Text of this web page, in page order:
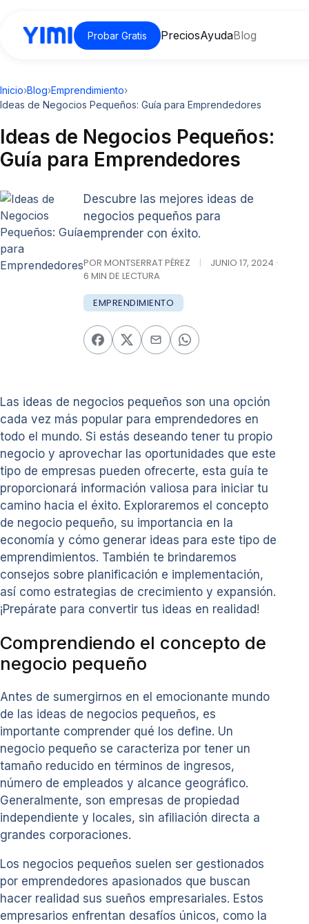
Probar Gratis PreciosAyudaBlog
Inicio›Blog›Emprendimiento›
Ideas de Negocios Pequeños: Guía para Emprendedores
Ideas de Negocios Pequeños:
Guía para Emprendedores
Descubre las mejores ideas de
negocios pequeños para
emprender con éxito.
POR MONTSERRAT PÉREZ |
JUNIO 17, 2024 ·
6 MIN DE LECTURA
EMPRENDIMIENTO
Las ideas de negocios pequeños son una opción
cada vez más popular para emprendedores en
todo el mundo. Si estás deseando tener tu propio
negocio y aprovechar las oportunidades que este
tipo de empresas pueden ofrecerte, esta guía te
proporcionará información valiosa para iniciar tu
camino hacia el éxito. Exploraremos el concepto
de negocio pequeño, su importancia en la
economía y cómo generar ideas para este tipo de
emprendimientos. También te brindaremos
consejos sobre planificación e implementación,
así como estrategias de crecimiento y expansión.
¡Prepárate para convertir tus ideas en realidad!
Comprendiendo el concepto de
negocio pequeño
Antes de sumergirnos en el emocionante mundo
de las ideas de negocios pequeños, es
importante comprender qué los define. Un
negocio pequeño se caracteriza por tener un
tamaño reducido en términos de ingresos,
número de empleados y alcance geográfico.
Generalmente, son empresas de propiedad
independiente y locales, sin afiliación directa a
grandes corporaciones.
Los negocios pequeños suelen ser gestionados
por emprendedores apasionados que buscan
hacer realidad sus sueños empresariales. Estos
empresarios enfrentan desafíos únicos, como la